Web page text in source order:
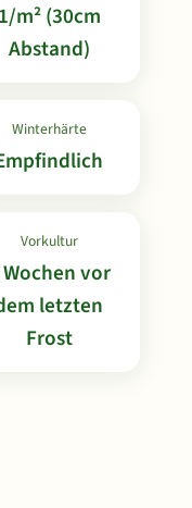
1/m² (30cm
Abstand)
Winterhärte
Vorkultur
vor
letzten
Frost